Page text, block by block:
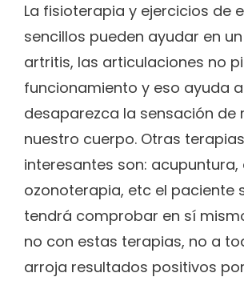
La fisioterapia y ejercicios de
sencillos pueden ayudar en
artritis, las articulaciones no
funcionamiento y eso ayuda
desaparezca la sensación de
nuestro cuerpo. Otras terapias
interesantes son: acupuntura,
ozonoterapia, etc el paciente
tendrá comprobar en sí
no con estas terapias, no a
arroja resultados positivos